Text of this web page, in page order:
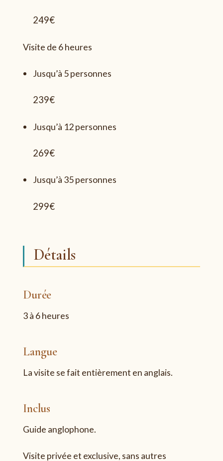
249€
Visite de 6 heures
Jusqu’à 5 personnes
239€
Jusqu’à 12 personnes
269€
Jusqu’à 35 personnes
299€
Détails
Durée
3 à 6 heures
Langue
La visite se fait entièrement en anglais.
Inclus
Guide anglophone.
Visite privée et exclusive, sans autres